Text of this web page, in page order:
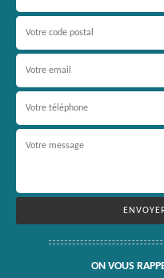
ON VOUS